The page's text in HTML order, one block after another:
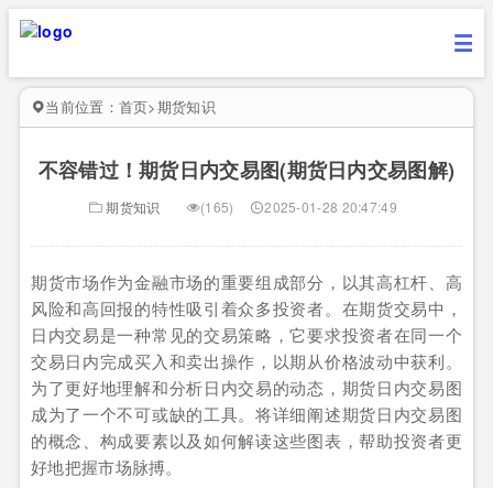
当前位置： 首页>期货知识
不容错过！期货日内交易图(期货日内交易图解)
期货知识 (165) 2025-01-28 20:47:49
期货市场作为金融市场的重要组成部分，以其高杠杆、高
风险和高回报的特性吸引着众多投资者。在期货交易中，
日内交易是一种常见的交易策略，它要求投资者在同一个
交易日内完成买入和卖出操作，以期从价格波动中获利。
为了更好地理解和分析日内交易的动态，期货日内交易图
成为了一个不可或缺的工具。将详细阐述期货日内交易图
的概念、构成要素以及如何解读这些图表，帮助投资者更
好地把握市场脉搏。